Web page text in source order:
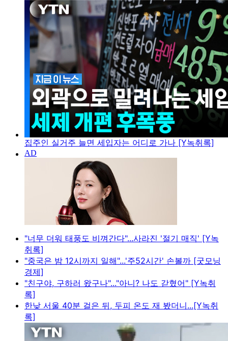
집주인 실거주 늘면 세입자는 어디로 가나 [Y녹취록]
"너무 더워 태풍도 비껴간다"...사라진 '절기 매직' [Y녹
취록]
"중국은 밤 12시까지 일해"...'주52시간' 손볼까 [굿모닝
경제]
"친구야, 구하러 왔구나"..."아니? 나도 갇혔어" [Y녹취
록]
한낮 서울 40분 걸은 뒤, 두피 온도 재 봤더니...[Y녹취
록]